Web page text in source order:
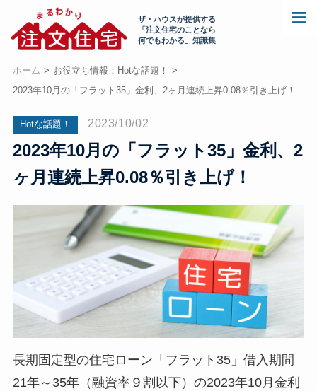
ザ・ハウスが提供する
「注文住宅のことなら
何でもわかる」知識集
ホーム
お役立ち情報：Hotな話題！
2023年10月の「フラット35」金利、2ヶ月連続上昇0.08％引き上げ！
Hotな話題！ 2023/10/02
2023年10月の「フラット35」金利、2
ヶ月連続上昇0.08％引き上げ！
長期固定型の住宅ローン「フラット35」借入期間
21年～35年（融資率９割以下）の2023年10月金利